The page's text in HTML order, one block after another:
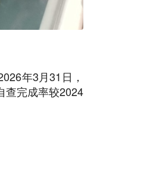
年3月31日，
查完成率较2024